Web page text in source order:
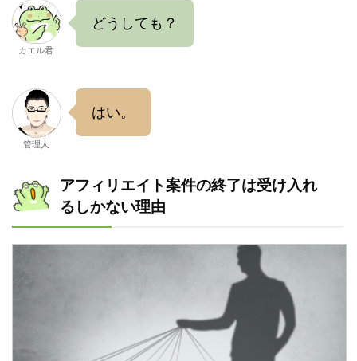
カエル君
どうしても？
管理人
はい。
アフィリエイト案件の終了は受け入れ
るしかない理由